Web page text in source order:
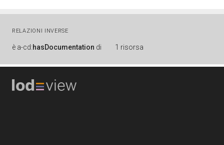
RELAZIONI INVERSE
è a-cd:hasDocumentation di 1 risorsa